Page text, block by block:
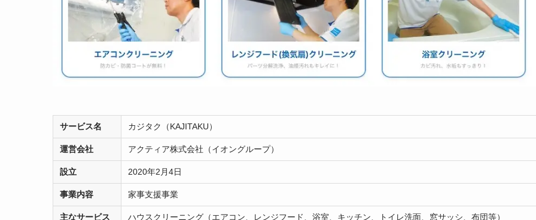
サービス名 カジタク（KAJITAKU）
運営会社 アクティア株式会社（イオングループ）
設立 2020年2月4日
事業内容 家事支援事業
主なサービス ハウスクリーニング（エアコン、レンジフード、浴室、キッチン、トイレ洗面、窓サッシ、布団等）